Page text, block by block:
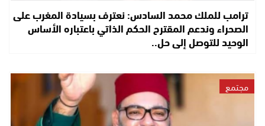
ترامب للملك محمد السادس: نعترف بسيادة المغرب على
الصحراء وندعم المقترح الحكم الذاتي باعتباره الأساس
الوحيد للتوصل إلى حل..
مجتمع